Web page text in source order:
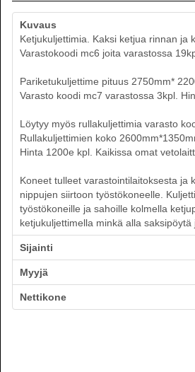
Kuvaus
Ketjukuljettimia. Kaksi ketjua rinnan ja
Varastokoodi mc6 joita varastossa
Pariketukuljettime pituus 2750mm*
Varasto koodi mc7 varastossa 3kpl.
Löytyy myös rullakuljettimia varasto
Rullakuljettimien koko
Hinta 1200e kpl. Kaikissa omat
Koneet tulleet varastointilaitoksesta ja
nippujen siirtoon työstökoneelle.
työstökoneille ja sahoille kolmella
ketjukuljettimella minkä alla
Sijainti
Myyjä
Nettikone